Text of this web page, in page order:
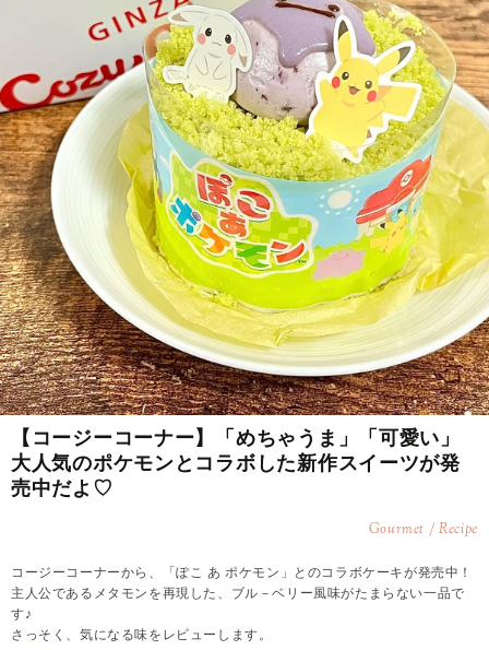
【コージーコーナー】「めちゃうま」「可愛い」
大人気のポケモンとコラボした新作スイーツが発
売中だよ♡
Gourmet / Recipe
コージーコーナーから、「ぽこ あ ポケモン」とのコラボケーキが発売中！
主人公であるメタモンを再現した、ブル－ベリー風味がたまらない一品で
す♪
さっそく、気になる味をレビューします。